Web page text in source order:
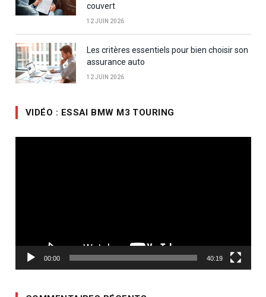
couvert
12 JUIN 2026
Les critères essentiels pour bien choisir son
assurance auto
12 JUIN 2026
VIDÉO : ESSAI BMW M3 TOURING
00:00 40:19